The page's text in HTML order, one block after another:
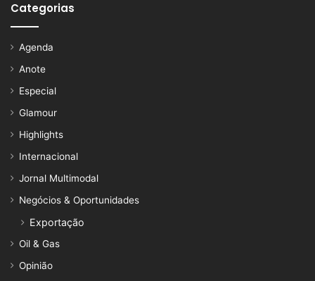
Categorias
Agenda
Anote
Especial
Glamour
Highlights
Internacional
Jornal Multimodal
Negócios & Oportunidades
Exportação
Oil & Gas
Opinião